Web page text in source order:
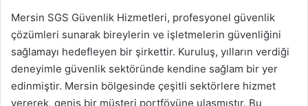
Mersin SGS Güvenlik Hizmetleri, profesyonel güvenlik
çözümleri sunarak bireylerin ve işletmelerin güvenliğini
sağlamayı hedefleyen bir şirkettir. Kuruluş, yılların verdiği
deneyimle güvenlik sektöründe kendine sağlam bir yer
edinmiştir. Mersin bölgesinde çeşitli sektörlere hizmet
vererek, geniş bir müşteri portföyüne ulaşmıştır. Bu